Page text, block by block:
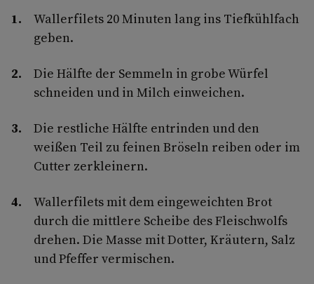
Wallerfilets 20 Minuten lang ins Tiefkühlfach
geben.
Die Hälfte der Semmeln in grobe Würfel
schneiden und in Milch einweichen.
Die restliche Hälfte entrinden und den
weißen Teil zu feinen Bröseln reiben oder im
Cutter zerkleinern.
Wallerfilets mit dem eingeweichten Brot
durch die mittlere Scheibe des Fleischwolfs
drehen. Die Masse mit Dotter, Kräutern, Salz
und Pfeffer vermischen.